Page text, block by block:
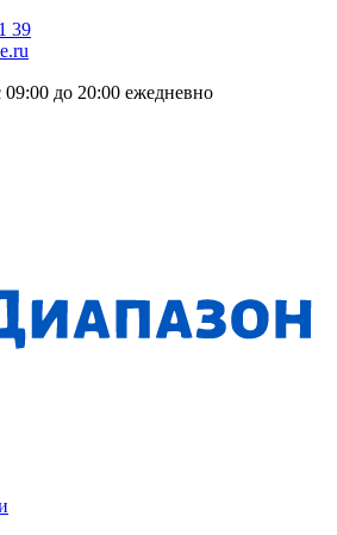
39
до 20:00 ежедневно